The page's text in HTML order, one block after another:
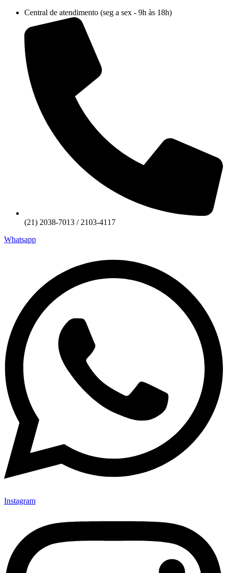
conteúdo
Central de atendimento (seg a sex - 9h às 18h)
(21) 2038-7013 / 2103-4117
Whatsapp
Instagram